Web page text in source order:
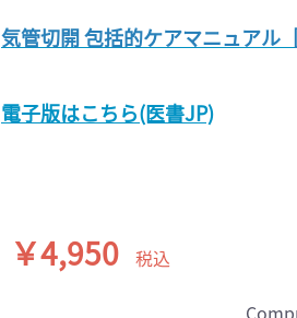
気管切開 包括的ケアマニュアル
電子版はこちら(医書JP)
￥4,950 税込